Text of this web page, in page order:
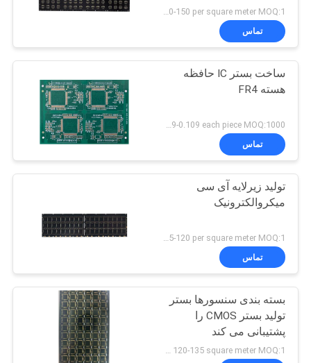
درباره
کنترل
کیفیت
تماس
بگیرید
اخبار
US 120-150 per square meter MOQ:1 متر مربع
تماس
ساخت بستر IC حافظه
هسته FR4
تماس
تولید زیرلایه آی سی
میکروالکترونیک
تماس
بسته بندی سنسورها بستر
تولید بستر CMOS را
پشتیبانی می کند
US 120-135 square meter MOQ:1 متر مربع